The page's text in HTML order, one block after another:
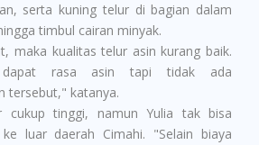
serta kuning telur di bagian dalam
timbul cairan minyak.
maka kualitas telur asin kurang baik.
dapat rasa asin tapi tidak ada
tersebut," katanya.
cukup tinggi, namun Yulia tak bisa
luar daerah Cimahi. "Selain biaya